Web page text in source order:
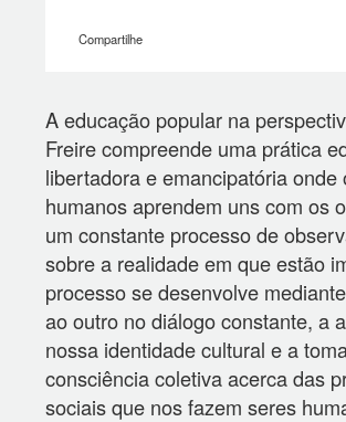
Compartilhe
A educação popular na
Freire compreende uma prática
libertadora e emancipatória onde
humanos aprendem uns com os
um constante processo de
sobre a realidade em que estão
processo se desenvolve
ao outro no diálogo constante, a
nossa identidade cultural e a
consciência coletiva acerca das
sociais que nos fazem seres